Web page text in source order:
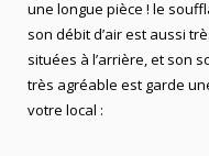
une longue pièce ! le
son débit d’air est aussi
situées à l’arrière, et son
très agréable est garde
votre local :